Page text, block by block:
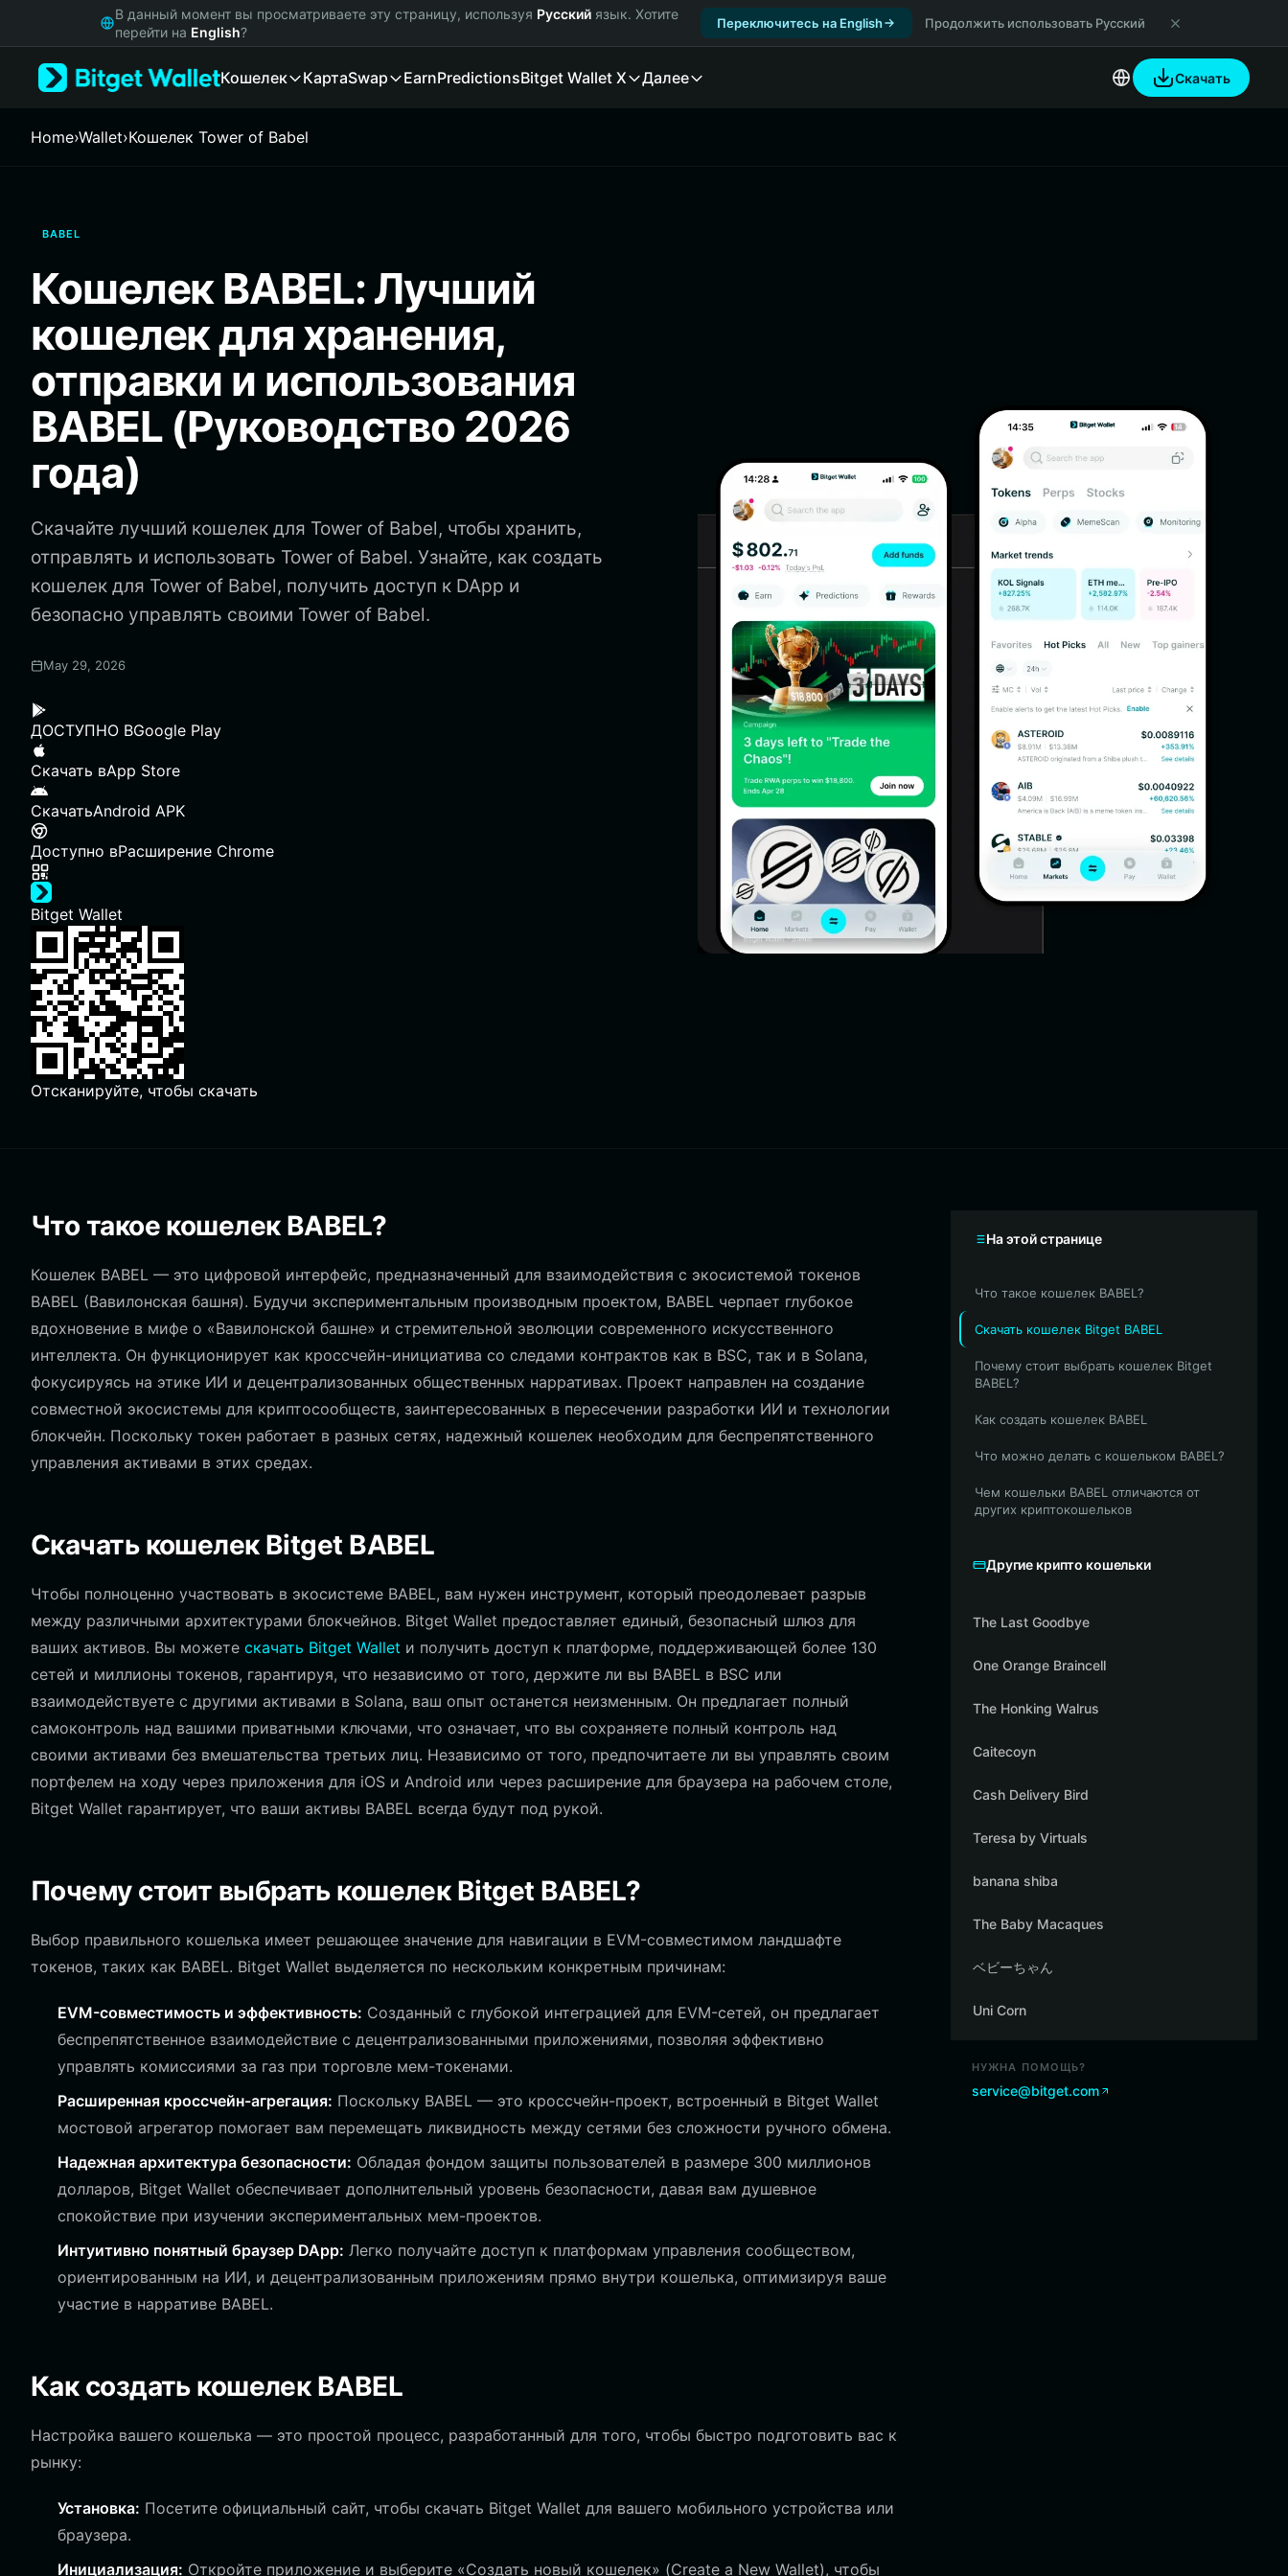
Русский
Italiano
繁體中文
Bahasa Indonesia
ภาษาไทย
Español
Português (Brasil)
Español (Argentina)
В данный момент вы просматриваете эту страницу, используя Русский язык. Хотите
перейти на English?
Переключитесь на English Продолжить использовать Русский
Кошелек КартаSwap EarnPredictionsBitget Wallet X Далее Скачать
Home›Wallet›Кошелек Tower of Babel
BABEL
Кошелек BABEL: Лучший
кошелек для хранения,
отправки и использования
BABEL (Руководство 2026
года)
Скачайте лучший кошелек для Tower of Babel, чтобы хранить,
отправлять и использовать Tower of Babel. Узнайте, как создать
кошелек для Tower of Babel, получить доступ к DApp и
безопасно управлять своими Tower of Babel.
May 29, 2026
ДОСТУПНО ВGoogle Play
Скачать вApp Store
СкачатьAndroid APK
Доступно вРасширение Chrome
Bitget Wallet
Отсканируйте, чтобы скачать
Что такое кошелек BABEL?
Кошелек BABEL — это цифровой интерфейс, предназначенный для взаимодействия с экосистемой токенов
BABEL (Вавилонская башня). Будучи экспериментальным производным проектом, BABEL черпает глубокое
вдохновение в мифе о «Вавилонской башне» и стремительной эволюции современного искусственного
интеллекта. Он функционирует как кроссчейн-инициатива со следами контрактов как в BSC, так и в Solana,
фокусируясь на этике ИИ и децентрализованных общественных нарративах. Проект направлен на создание
совместной экосистемы для криптосообществ, заинтересованных в пересечении разработки ИИ и технологии
блокчейн. Поскольку токен работает в разных сетях, надежный кошелек необходим для беспрепятственного
управления активами в этих средах.
Скачать кошелек Bitget BABEL
Чтобы полноценно участвовать в экосистеме BABEL, вам нужен инструмент, который преодолевает разрыв
между различными архитектурами блокчейнов. Bitget Wallet предоставляет единый, безопасный шлюз для
ваших активов. Вы можете скачать Bitget Wallet и получить доступ к платформе, поддерживающей более 130
сетей и миллионы токенов, гарантируя, что независимо от того, держите ли вы BABEL в BSC или
взаимодействуете с другими активами в Solana, ваш опыт останется неизменным. Он предлагает полный
самоконтроль над вашими приватными ключами, что означает, что вы сохраняете полный контроль над
своими активами без вмешательства третьих лиц. Независимо от того, предпочитаете ли вы управлять своим
портфелем на ходу через приложения для iOS и Android или через расширение для браузера на рабочем столе,
Bitget Wallet гарантирует, что ваши активы BABEL всегда будут под рукой.
Почему стоит выбрать кошелек Bitget BABEL?
Выбор правильного кошелька имеет решающее значение для навигации в EVM-совместимом ландшафте
токенов, таких как BABEL. Bitget Wallet выделяется по нескольким конкретным причинам:
EVM-совместимость и эффективность: Созданный с глубокой интеграцией для EVM-сетей, он предлагает
беспрепятственное взаимодействие с децентрализованными приложениями, позволяя эффективно
управлять комиссиями за газ при торговле мем-токенами.
Расширенная кроссчейн-агрегация: Поскольку BABEL — это кроссчейн-проект, встроенный в Bitget Wallet
мостовой агрегатор помогает вам перемещать ликвидность между сетями без сложности ручного обмена.
Надежная архитектура безопасности: Обладая фондом защиты пользователей в размере 300 миллионов
долларов, Bitget Wallet обеспечивает дополнительный уровень безопасности, давая вам душевное
спокойствие при изучении экспериментальных мем-проектов.
Интуитивно понятный браузер DApp: Легко получайте доступ к платформам управления сообществом,
ориентированным на ИИ, и децентрализованным приложениям прямо внутри кошелька, оптимизируя ваше
участие в нарративе BABEL.
Как создать кошелек BABEL
Настройка вашего кошелька — это простой процесс, разработанный для того, чтобы быстро подготовить вас к
рынку:
Установка: Посетите официальный сайт, чтобы скачать Bitget Wallet для вашего мобильного устройства или
браузера.
Инициализация: Откройте приложение и выберите «Создать новый кошелек» (Create a New Wallet), чтобы
На этой странице
Что такое кошелек BABEL?
Скачать кошелек Bitget BABEL
Почему стоит выбрать кошелек Bitget
BABEL?
Как создать кошелек BABEL
Что можно делать с кошельком BABEL?
Чем кошельки BABEL отличаются от
других криптокошельков
Другие крипто кошельки
The Last Goodbye
One Orange Braincell
The Honking Walrus
Caitecoyn
Cash Delivery Bird
Teresa by Virtuals
banana shiba
The Baby Macaques
ベビーちゃん
Uni Corn
НУЖНА ПОМОЩЬ?
service@bitget.com